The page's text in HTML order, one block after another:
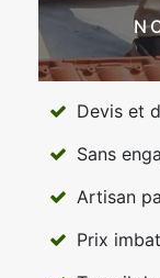
Devis et
Sans
Artisan
Prix